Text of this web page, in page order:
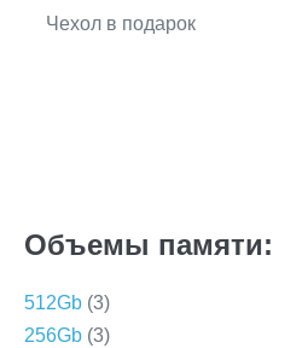
Чехол в подарок
Объемы памяти:
512Gb (3)
256Gb (3)